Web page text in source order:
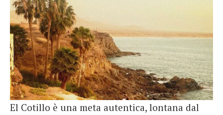
El Cotillo è una meta autentica, lontana dal